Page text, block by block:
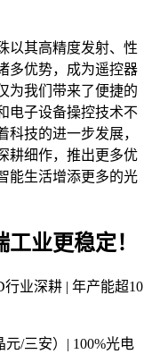
以其高精度发射、性
多优势，成为遥控器
为我们带来了便捷的
电子设备操控技术不
科技的进一步发展，
耕细作，推出更多优
能生活增添更多的光
业更稳定！
业深耕 | 年产能超10
/三安）| 100%光电